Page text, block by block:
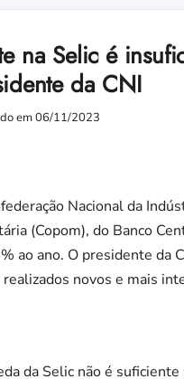
na Selic é
da CNI
em 06/11/2023
Nacional da
(Copom), do Banco
ao ano. O presidente da
realizados novos e mais
da Selic não é